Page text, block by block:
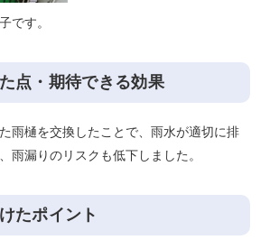
です。
点・期待できる効果
雨樋を交換したことで、雨水が適切に排
雨漏りのリスクも低下しました。
たポイント